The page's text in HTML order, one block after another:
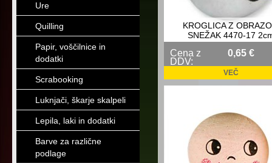
Ure
Quilling
Papir, voščilnice in
dodatki
Scrabooking
Luknjači, škarje skalpeli
Lepila, laki in dodatki
Barve za različne
podlage
KROGLICA Z
SNEŽAK 4470-17
Cena z
DDV:
0,65 €
VEČ